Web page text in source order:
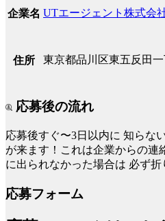
企業名 UTエージェント株式会
住所 東京都品川区東五反田
応募後の流れ
応募後すぐ〜3日以内に 知らな
が来ます！これは企業からの連
に出られなかった場合は 必ず折
応募フォーム